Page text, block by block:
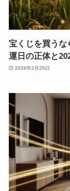
宝くじを買うな
運日の正体と
2026年2月25日